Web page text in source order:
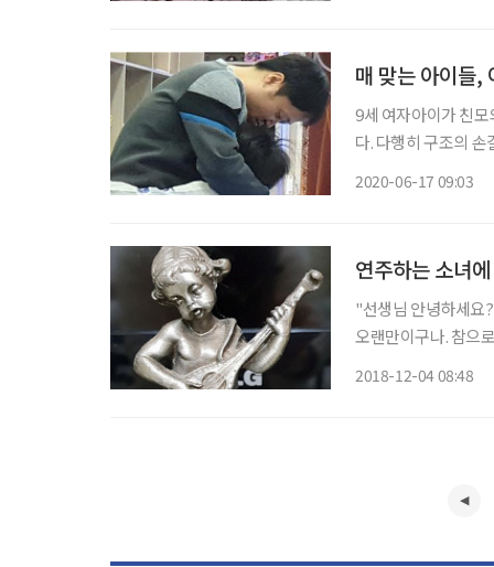
매 맞는 아이들,
9세 여자아이가 친
다. 다행히 구조의
2020-06-17 09:03
연주하는 소녀
"선생님 안녕하세요
오랜만이구나. 참으
2018-12-04 08:48